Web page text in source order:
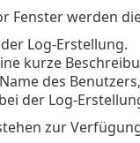
Fenster werden
Log-Erstellung.
kurze
des
der Log-
zur